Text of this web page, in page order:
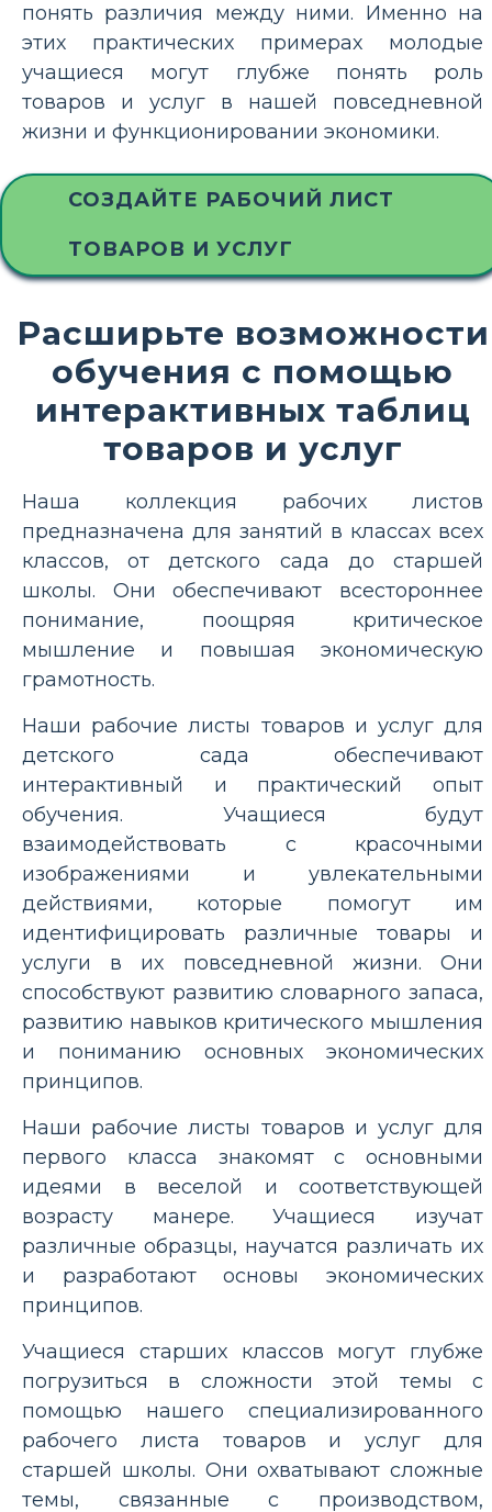
понять различия между ними. Именно на
этих практических примерах молодые
учащиеся могут глубже понять роль
товаров и услуг в нашей повседневной
жизни и функционировании экономики.
СОЗДАЙТЕ РАБОЧИЙ ЛИСТ
ТОВАРОВ И УСЛУГ
Расширьте возможности
обучения с помощью
интерактивных таблиц
товаров и услуг
Наша коллекция рабочих листов
предназначена для занятий в классах всех
классов, от детского сада до старшей
школы. Они обеспечивают всестороннее
понимание, поощряя критическое
мышление и повышая экономическую
грамотность.
Наши рабочие листы товаров и услуг для
детского сада обеспечивают
интерактивный и практический опыт
обучения. Учащиеся будут
взаимодействовать с красочными
изображениями и увлекательными
действиями, которые помогут им
идентифицировать различные товары и
услуги в их повседневной жизни. Они
способствуют развитию словарного запаса,
развитию навыков критического мышления
и пониманию основных экономических
принципов.
Наши рабочие листы товаров и услуг для
первого класса знакомят с основными
идеями в веселой и соответствующей
возрасту манере. Учащиеся изучат
различные образцы, научатся различать их
и разработают основы экономических
принципов.
Учащиеся старших классов могут глубже
погрузиться в сложности этой темы с
помощью нашего специализированного
рабочего листа товаров и услуг для
старшей школы. Они охватывают сложные
темы, связанные с производством,